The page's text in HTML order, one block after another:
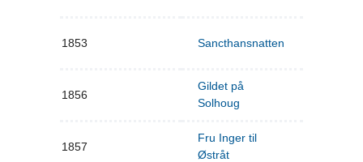
1853 Sancthansnatten
1856
Gildet på
Solhoug
1857
Fru Inger til
Østråt